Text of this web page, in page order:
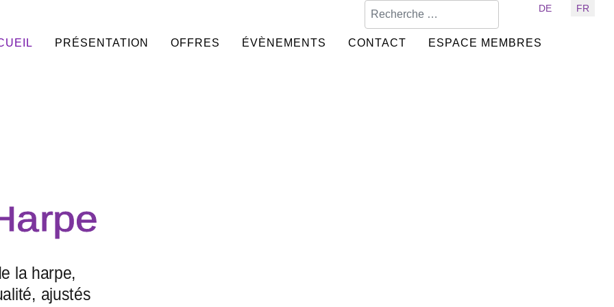
Sélectionnez votre langue
DE FR
PRÉSENTATION OFFRES ÉVÈNEMENTS CONTACT ESPACE MEMBRES